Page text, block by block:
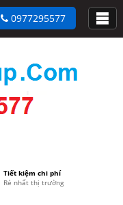
Tiết kiệm chi phí
Rẻ nhất thị trường
0977295577